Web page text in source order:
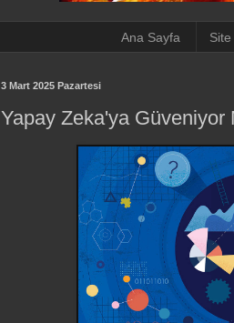
Ana Sayfa Site
3 Mart 2025 Pazartesi
Yapay Zeka'ya Güveniyor